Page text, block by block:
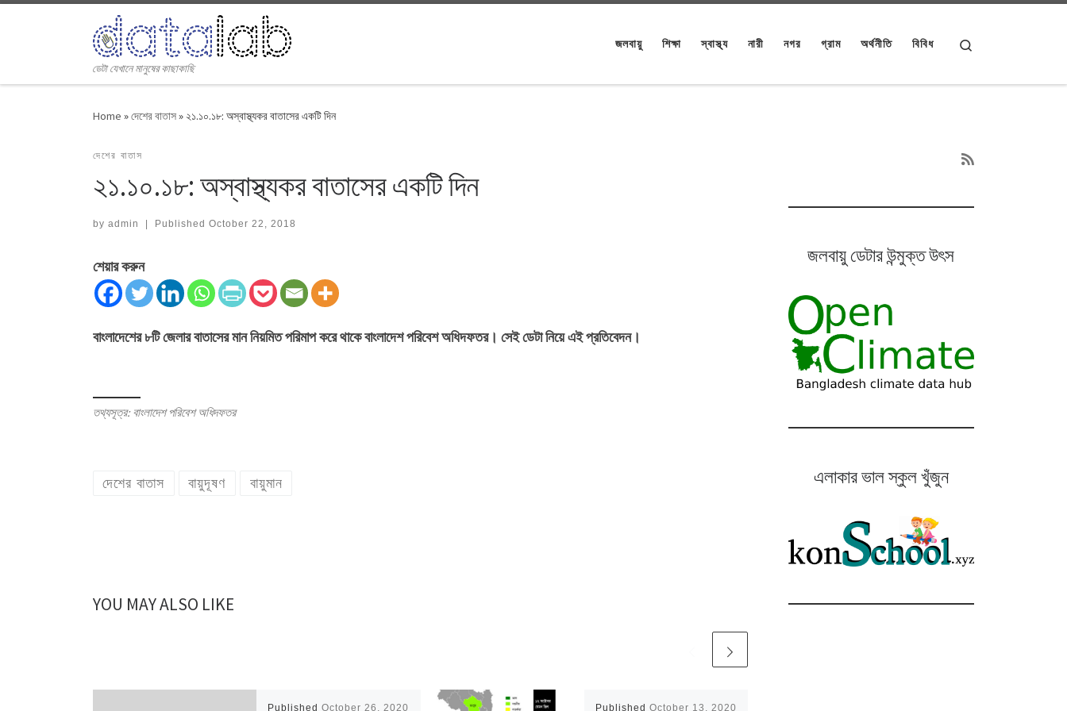
ডেটা যেখানে মানুষের কাছাকাছি
জলবায়ু শিক্ষা স্বাস্থ্য নারী নগর গ্রাম অর্থনীতি বিবিধ
Home »দেশের বাতাস»২১.১০.১৮: অস্বাস্থ্যকর বাতাসের একটি দিন
দেশের বাতাস
২১.১০.১৮: অস্বাস্থ্যকর বাতাসের একটি দিন
by admin | Published October 22, 2018
শেয়ার করুন
বাংলাদেশের ৮টি জেলার বাতাসের মান নিয়মিত পরিমাপ করে থাকে বাংলাদেশ পরিবেশ অধিদফতর। সেই ডেটা নিয়ে এই প্রতিবেদন।
তথ্যসূত্র: বাংলাদেশ পরিবেশ অধিদফতর
দেশের বাতাস বায়ুদূষণ বায়ুমান
YOU MAY ALSO LIKE
PublishedOctober 26, 2020 Published October 13, 2020
জলবায়ু ডেটার উন্মুক্ত উৎস
এলাকার ভাল স্কুল খুঁজুন